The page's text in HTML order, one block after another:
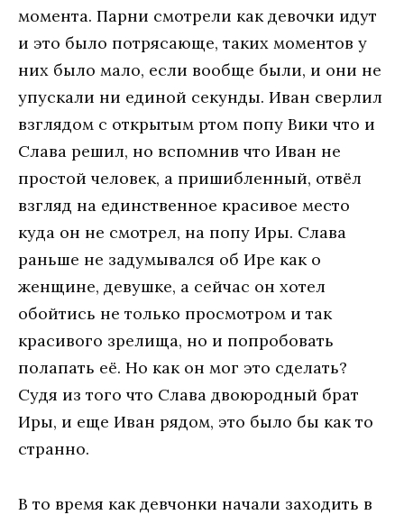
момента. Парни смотрели как девочки идут
и это было потрясающе, таких моментов у
них было мало, если вообще были, и они не
упускали ни единой секунды. Иван сверлил
взглядом с открытым ртом попу Вики что и
Слава решил, но вспомнив что Иван не
простой человек, а пришибленный, отвёл
взгляд на единственное красивое место
куда он не смотрел, на попу Иры. Слава
раньше не задумывался об Ире как о
женщине, девушке, а сейчас он хотел
обойтись не только просмотром и так
красивого зрелища, но и попробовать
полапать её. Но как он мог это сделать?
Судя из того что Слава двоюродный брат
Иры, и еще Иван рядом, это было бы как то
странно.
В то время как девчонки начали заходить в